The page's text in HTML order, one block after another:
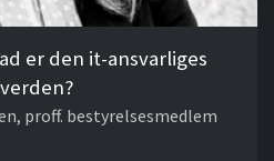
er den it-ansvarliges
proff. bestyrelsesmedlem